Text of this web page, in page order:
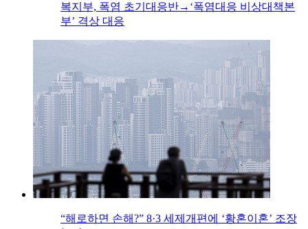
복지부, 폭염 초기대응반→‘폭염대응 비상대책본
부’ 격상 대응
“해로하면 손해?” 8·3 세제개편에 ‘황혼이혼’ 조장